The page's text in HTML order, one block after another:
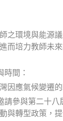
之環境與能源
而培力教師未
間：
因應氣候變遷
請參與第二十
與轉型政策，